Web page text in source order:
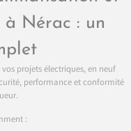
à Nérac : un
projets électriques, en neuf
performance et conformité
: